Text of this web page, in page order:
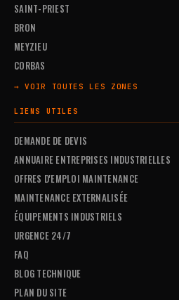
SAINT-PRIEST
BRON
MEYZIEU
CORBAS
→ VOIR TOUTES LES ZONES
LIENS UTILES
DEMANDE DE DEVIS
ANNUAIRE ENTREPRISES INDUSTRIELLES
OFFRES D'EMPLOI MAINTENANCE
MAINTENANCE EXTERNALISÉE
ÉQUIPEMENTS INDUSTRIELS
URGENCE 24/7
FAQ
BLOG TECHNIQUE
PLAN DU SITE